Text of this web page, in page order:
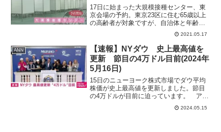
17日に始まった大規模接種センター、東
京会場の予約。東京23区に住む65歳以上
の高齢者が対象ですが、自治体と年齢に
よってはそもそも予約ができないケース
もあったようです。 ワクチンの接種券
が手元にあれば、17日から国が運営する
大規模接種センタ...
2021.05.17
ANN
【速報】NYダウ 史上最高値を
更新 節目の4万ドル目前(2024年
5月16日)
15日のニューヨーク株式市場でダウ平均
株価が史上最高値を更新しました。節目
の4万ドルが目前に迫っています。 アメ
リカ労働省が15日に発表した4月の消費者
物価指数は、前の年の4月に比べて3.4％
2024.05.15